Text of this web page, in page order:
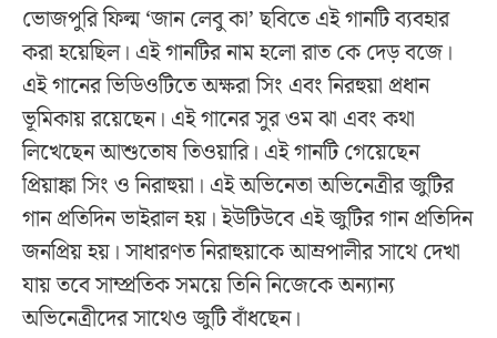
ভোজপুরি ফিল্ম ‘জান লেবু কা’ ছবিতে এই গানটি ব্যবহার
করা হয়েছিল। এই গানটির নাম হলো রাত কে দেড় বজে।
এই গানের ভিডিওটিতে অক্ষরা সিং এবং নিরহুয়া প্রধান
ভূমিকায় রয়েছেন। এই গানের সুর ওম ঝা এবং কথা
লিখেছেন আশুতোষ তিওয়ারি। এই গানটি গেয়েছেন
প্রিয়াঙ্কা সিং ও নিরাহুয়া। এই অভিনেতা অভিনেত্রীর জুটির
গান প্রতিদিন ভাইরাল হয়। ইউটিউবে এই জুটির গান প্রতিদিন
জনপ্রিয় হয়। সাধারণত নিরাহুয়াকে আম্রপালীর সাথে দেখা
যায় তবে সাম্প্রতিক সময়ে তিনি নিজেকে অন্যান্য
অভিনেত্রীদের সাথেও জুটি বাঁধছেন।